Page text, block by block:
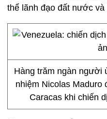
thể lãnh đạo đất nước và
Hàng trăm ngàn người
nhiệm Nicolas Maduro
Caracas khi chiến